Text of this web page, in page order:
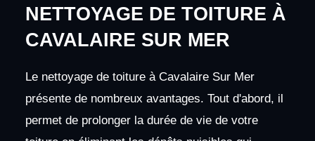
NETTOYAGE DE TOITURE À
CAVALAIRE SUR MER
Le nettoyage de toiture à Cavalaire Sur Mer
présente de nombreux avantages. Tout d'abord, il
permet de prolonger la durée de vie de votre